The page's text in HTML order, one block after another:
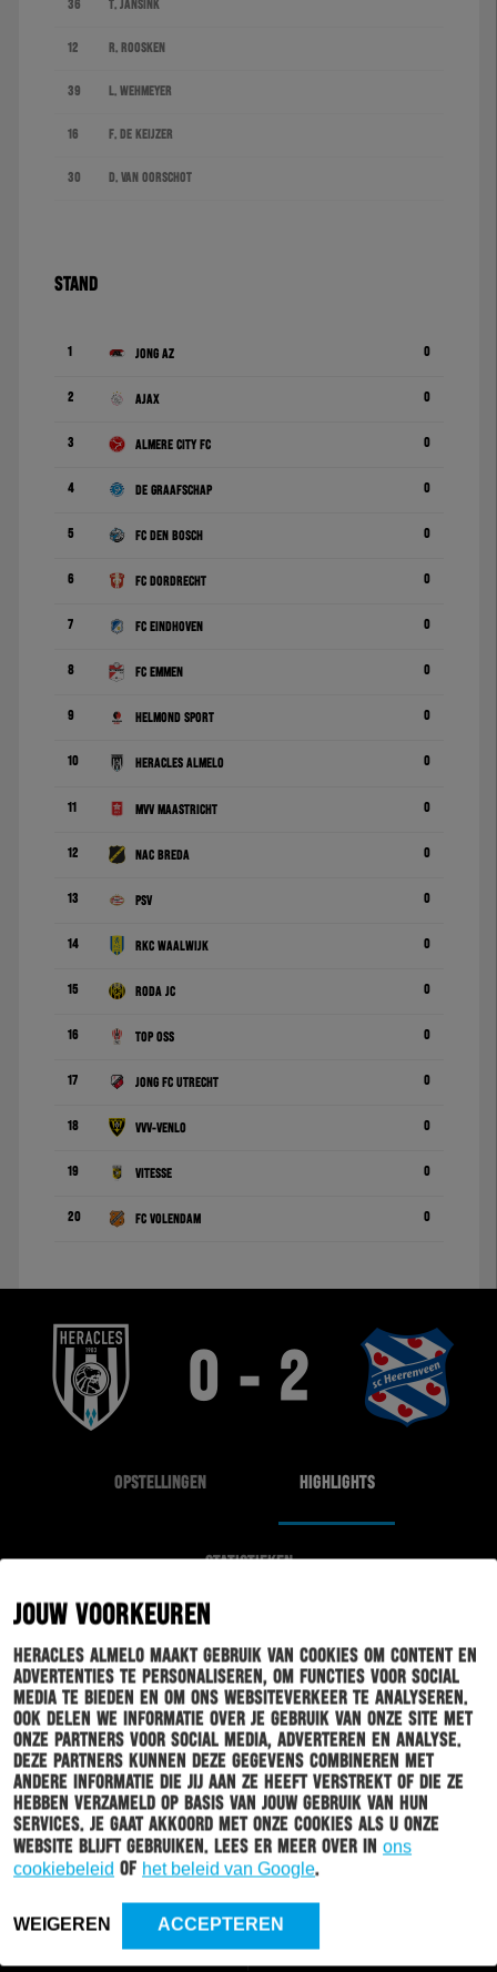
JOUW VOORKEUREN
Heracles Almelo maakt gebruik van cookies om content en
advertenties te personaliseren, om functies voor social
media te bieden en om ons websiteverkeer te analyseren.
Ook delen we informatie over je gebruik van onze site met
onze partners voor social media, adverteren en analyse.
Deze partners kunnen deze gegevens combineren met
andere informatie die jij aan ze heeft verstrekt of die ze
hebben verzameld op basis van jouw gebruik van hun
services. Je gaat akkoord met onze cookies als u onze
website blijft gebruiken. Lees er meer over in ons
cookiebeleid of het beleid van Google.
WEIGEREN ACCEPTEREN
36 T. Jansink
12 R. Roosken
39 L. Wehmeyer
16 F. de Keijzer
30 D. van Oorschot
STAND
1 Jong AZ 0
2 Ajax 0
3 Almere City FC 0
4 De Graafschap 0
5 FC Den Bosch 0
6 FC Dordrecht 0
7 FC Eindhoven 0
8 FC Emmen 0
9 Helmond Sport 0
10 Heracles Almelo 0
11 MVV Maastricht 0
12 NAC Breda 0
13 PSV 0
14 RKC Waalwijk 0
15 Roda JC 0
16 TOP Oss 0
17 Jong FC Utrecht 0
18 VVV-Venlo 0
19 Vitesse 0
20 FC Volendam 0
0 - 2
OPSTELLINGEN HIGHLIGHTS
STATISTIEKEN
EINDE WEDSTRIJD
90'
S. OLSSON
C. WEBSTER
88'